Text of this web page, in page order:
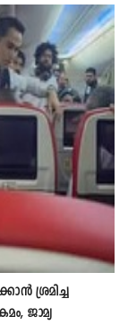
ശ്രമിച്ച
ജാമ്യ